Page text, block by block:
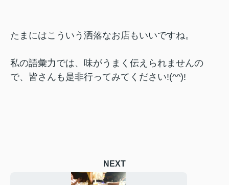
たまにはこういう洒落なお店もいいですね。
私の語彙力では、味がうまく伝えられませんの
で、皆さんも是非行ってみてください!(^^)!
NEXT